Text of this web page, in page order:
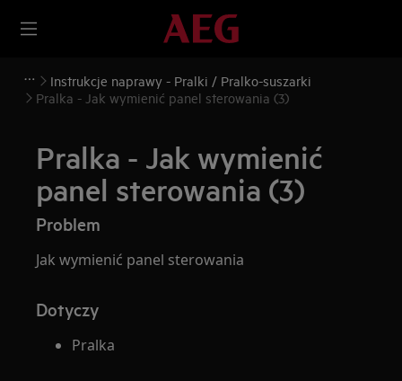
Instrukcje naprawy - Pralki / Pralko-suszarki
Pralka - Jak wymienić panel sterowania (3)
Pralka - Jak wymienić
panel sterowania (3)
Problem
Jak wymienić panel sterowania
Dotyczy
Pralka